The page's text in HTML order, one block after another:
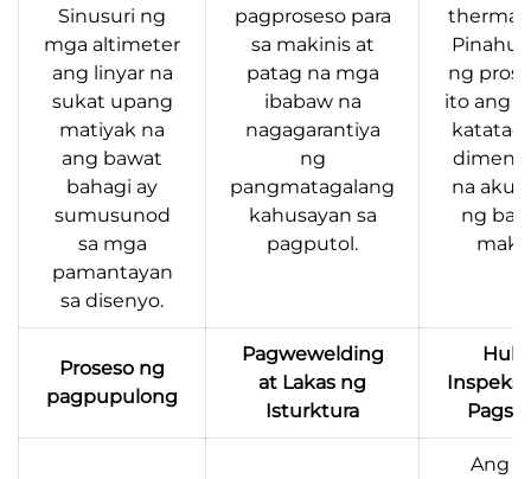
Sinusuri ng
mga altimeter
ang linyar na
sukat upang
matiyak na
ang bawat
bahagi ay
sumusunod
sa mga
pamantayan
sa disenyo.
pagproseso para
sa makinis at
patag na mga
ibabaw na
nagagarantiya
ng
pangmatagalang
kahusayan sa
pagputol.
thermal
ng
ito ang
na
ng
Proseso ng
pagpupulong
Pagwewelding
at Lakas ng
Isturktura
Ang